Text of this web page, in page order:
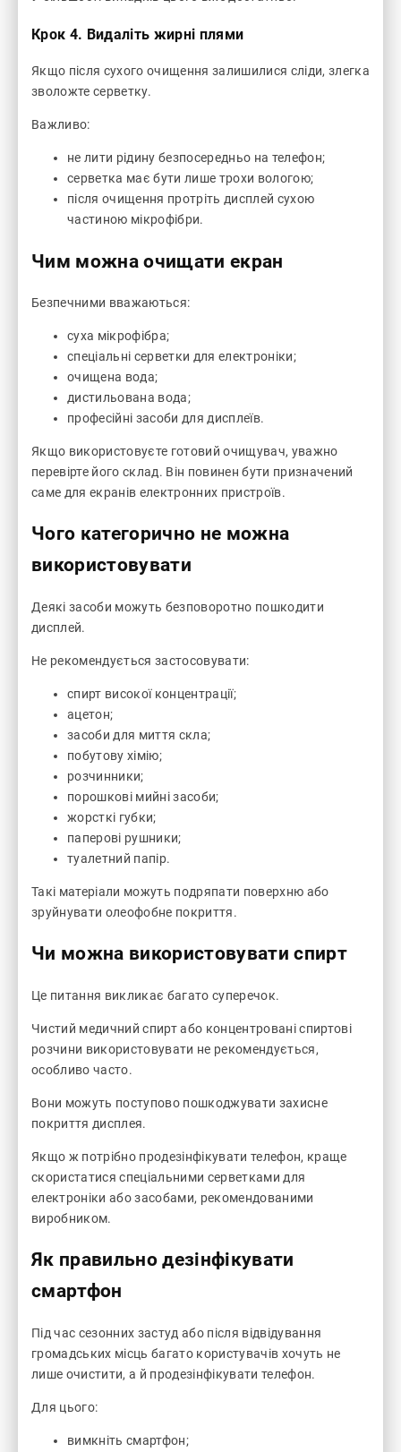
Крок 4. Видаліть жирні плями
Якщо після сухого очищення залишилися сліди, злегка
зволожте серветку.
Важливо:
не лити рідину безпосередньо на телефон;
серветка має бути лише трохи вологою;
після очищення протріть дисплей сухою
частиною мікрофібри.
Чим можна очищати екран
Безпечними вважаються:
суха мікрофібра;
спеціальні серветки для електроніки;
очищена вода;
дистильована вода;
професійні засоби для дисплеїв.
Якщо використовуєте готовий очищувач, уважно
перевірте його склад. Він повинен бути призначений
саме для екранів електронних пристроїв.
Чого категорично не можна
використовувати
Деякі засоби можуть безповоротно пошкодити
дисплей.
Не рекомендується застосовувати:
спирт високої концентрації;
ацетон;
засоби для миття скла;
побутову хімію;
розчинники;
порошкові мийні засоби;
жорсткі губки;
паперові рушники;
туалетний папір.
Такі матеріали можуть подряпати поверхню або
зруйнувати олеофобне покриття.
Чи можна використовувати спирт
Це питання викликає багато суперечок.
Чистий медичний спирт або концентровані спиртові
розчини використовувати не рекомендується,
особливо часто.
Вони можуть поступово пошкоджувати захисне
покриття дисплея.
Якщо ж потрібно продезінфікувати телефон, краще
скористатися спеціальними серветками для
електроніки або засобами, рекомендованими
виробником.
Як правильно дезінфікувати
смартфон
Під час сезонних застуд або після відвідування
громадських місць багато користувачів хочуть не
лише очистити, а й продезінфікувати телефон.
Для цього:
вимкніть смартфон;